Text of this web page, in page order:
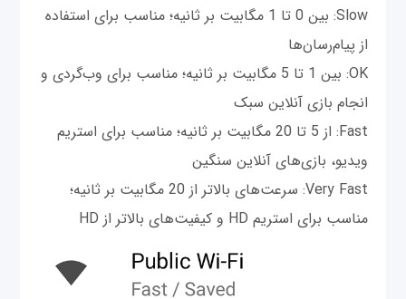
Slow: بین 0 تا 1 مگابیت بر ثانیه؛ مناسب برای استفاده
از پیام‌رسان‌ها
OK: بین 1 تا 5 مگابیت بر ثانیه؛ مناسب برای وب‌گردی و
انجام بازی آنلاین سبک
Fast: از 5 تا 20 مگابیت بر ثانیه؛ مناسب برای استریم
ویدیو، بازی‌های آنلاین سنگین
Very Fast: سرعت‌های بالاتر از 20 مگابیت بر ثانیه؛
مناسب برای استریم HD و کیفیت‌های بالاتر از HD